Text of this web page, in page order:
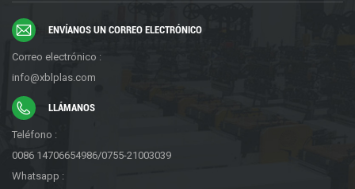
ENVÍANOS UN CORREO ELECTRÓNICO
Correo electrónico :
info@xblplas.com
LLÁMANOS
Teléfono :
0086 14706654986/0755-21003039
Whatsapp :